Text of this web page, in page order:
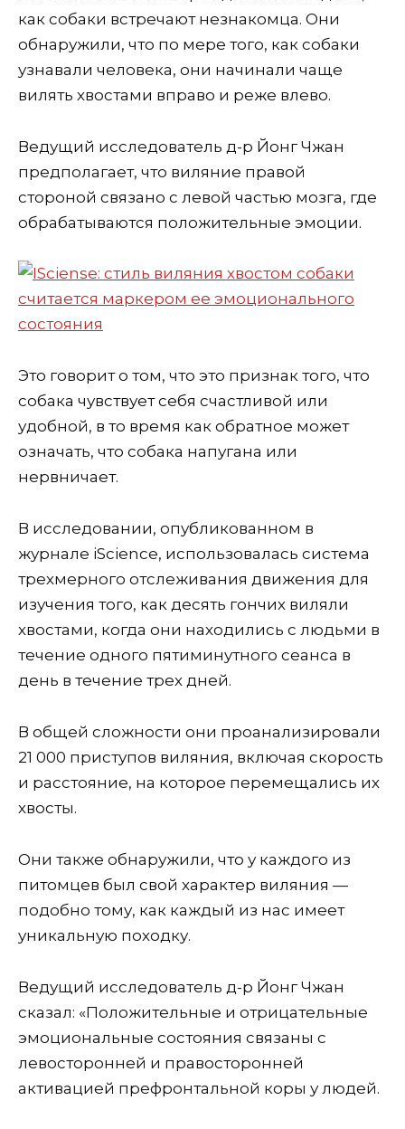
как собаки встречают незнакомца. Они
обнаружили, что по мере того, как собаки
узнавали человека, они начинали чаще
вилять хвостами вправо и реже влево.
Ведущий исследователь д-р Йонг Чжан
предполагает, что виляние правой
стороной связано с левой частью мозга, где
обрабатываются положительные эмоции.
Это говорит о том, что это признак того, что
собака чувствует себя счастливой или
удобной, в то время как обратное может
означать, что собака напугана или
нервничает.
В исследовании, опубликованном в
журнале iScience, использовалась система
трехмерного отслеживания движения для
изучения того, как десять гончих виляли
хвостами, когда они находились с людьми в
течение одного пятиминутного сеанса в
день в течение трех дней.
В общей сложности они проанализировали
21 000 приступов виляния, включая скорость
и расстояние, на которое перемещались их
хвосты.
Они также обнаружили, что у каждого из
питомцев был свой характер виляния —
подобно тому, как каждый из нас имеет
уникальную походку.
Ведущий исследователь д-р Йонг Чжан
сказал: «Положительные и отрицательные
эмоциональные состояния связаны с
левосторонней и правосторонней
активацией префронтальной коры у людей.